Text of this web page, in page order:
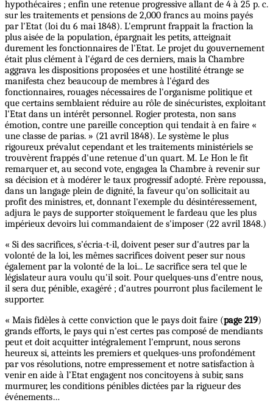
hypothécaires ; enfin une retenue progressive allant de 4 à 25 p. c.
sur les traitements et pensions de 2,000 francs au moins payés
par l'Etat (loi du 6 mai 1848). L'emprunt frappait la fraction la
plus aisée de la population, épargnait les petits, atteignait
durement les fonctionnaires de l'Etat. Le projet du gouvernement
était plus clément à l'égard de ces derniers, mais la Chambre
aggrava les dispositions proposées et une hostilité étrange se
manifesta chez beaucoup de membres à l'égard des
fonctionnaires, rouages nécessaires de l'organisme politique et
que certains semblaient réduire au rôle de sinécuristes, exploitant
l'Etat dans un intérêt personnel. Rogier protesta, non sans
émotion, contre une pareille conception qui tendait à en faire «
une classe de parias. » (21 avril 1848). Le système le plus
rigoureux prévalut cependant et les traitements ministériels se
trouvèrent frappés d'une retenue d'un quart. M. Le Hon le fit
remarquer et, au second vote, engagea la Chambre à revenir sur
sa décision et à modérer le taux progressif adopté. Frère repoussa,
dans un langage plein de dignité, la faveur qu'on sollicitait au
profit des ministres, et, donnant l'exemple du désintéressement,
adjura le pays de supporter stoïquement le fardeau que les plus
impérieux devoirs lui commandaient de s'imposer (22 avril 1848.)
« Si des sacrifices, s’écria-t-il, doivent peser sur d'autres par la
volonté de la loi, les mêmes sacrifices doivent peser sur nous
également par la volonté de la loi... Le sacrifice sera tel que le
législateur aura voulu qu'il soit. Pour quelques-uns d'entre nous,
il sera dur, pénible, exagéré ; d'autres pourront plus facilement le
supporter.
« Mais fidèles à cette conviction que le pays doit faire (page 219)
grands efforts, le pays qui n'est certes pas composé de mendiants
peut et doit acquitter intégralement l'emprunt, nous serons
heureux si, atteints les premiers et quelques-uns profondément
par vos résolutions, notre empressement et notre satisfaction à
venir en aide à l’Etat engagent nos concitoyens à subir, sans
murmurer, les conditions pénibles dictées par la rigueur des
événements…